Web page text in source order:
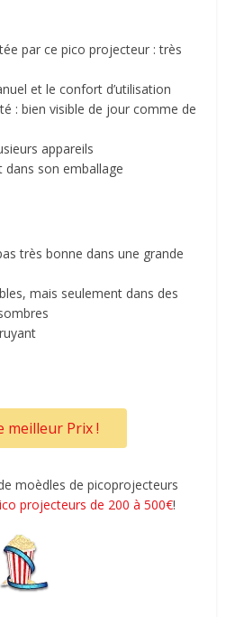
par ce pico projecteur : très
et le confort d’utilisation
: bien visible de jour comme de
appareils
dans son emballage
très bonne dans une grande
mais seulement dans des
meilleur Prix !
moèdles de picoprojecteurs
projecteurs de 200 à 500€!